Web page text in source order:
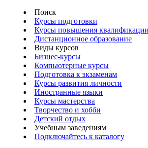
Поиск
Курсы подготовки
Курсы повышения квалификации
Дистанционное образование
Виды курсов
Бизнес-курсы
Компьютерные курсы
Подготовка к экзаменам
Курсы развития личности
Иностранные языки
Курсы мастерства
Творчество и хобби
Детский отдых
Учебным заведениям
Подключайтесь к каталогу